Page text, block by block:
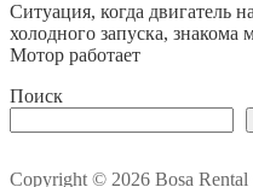
Ситуация, когда двигатель
холодного запуска,
Мотор работает
Поиск
Copyright © 2026 Bosa